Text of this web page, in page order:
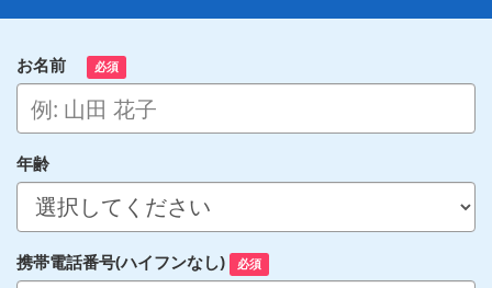
お名前 必須
年齢
携帯電話番号(ハイフンなし) 必須